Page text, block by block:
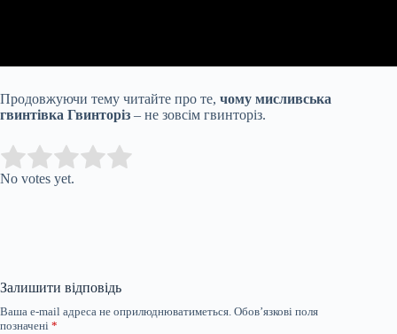
Продовжуючи тему читайте про те, чому мисливська
гвинтівка Гвинторіз – не зовсім гвинторіз.
Rate this item:
No votes yet.
Залишити відповідь
Ваша e-mail адреса не оприлюднюватиметься. Обов’язкові поля
позначені *